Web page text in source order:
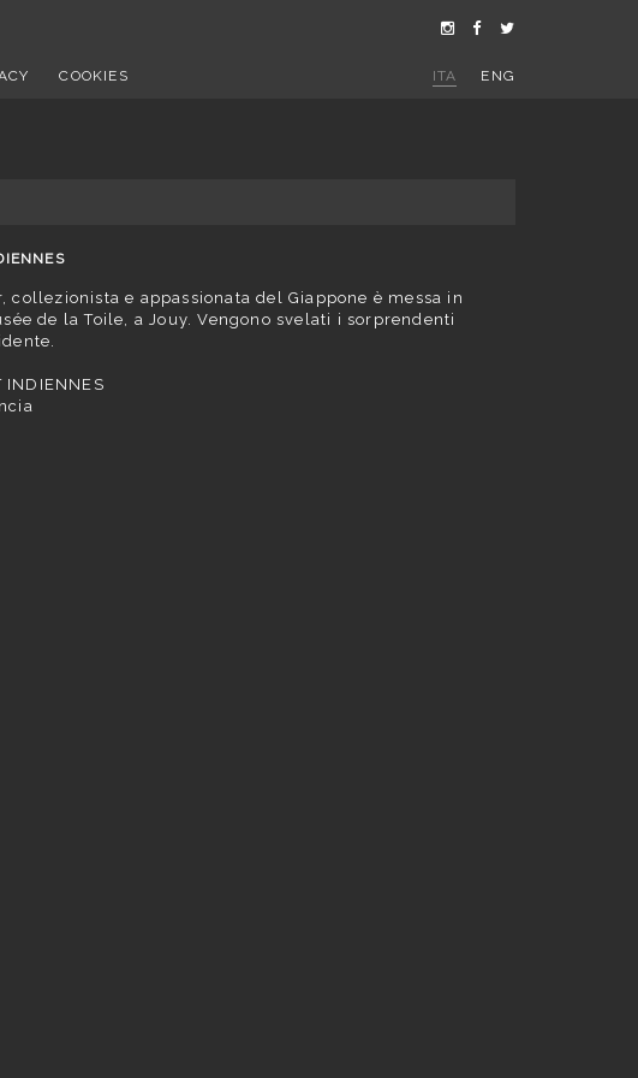
COOKIES ITA ENG
e appassionata del Giappone è messa in
de la Toile, a Jouy. Vengono svelati i sorprendenti
INDIENNES